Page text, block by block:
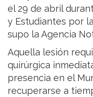
el 29 de abril
y Estudiantes por
supo la Agencia
Aquella lesión
quirúrgica
presencia en el
recuperarse a